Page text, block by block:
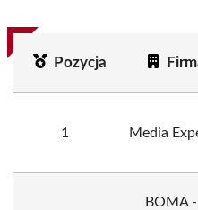
Pozycja
1 Media
BOMA -